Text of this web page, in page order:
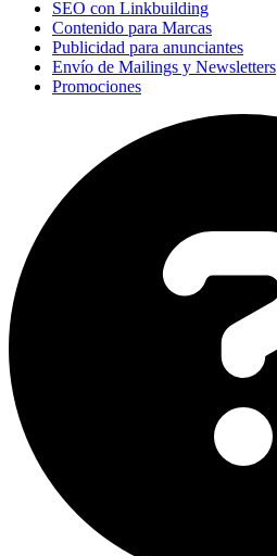
SEO con Linkbuilding
Contenido para Marcas
Publicidad para anunciantes
Envío de Mailings y Newsletters
Promociones